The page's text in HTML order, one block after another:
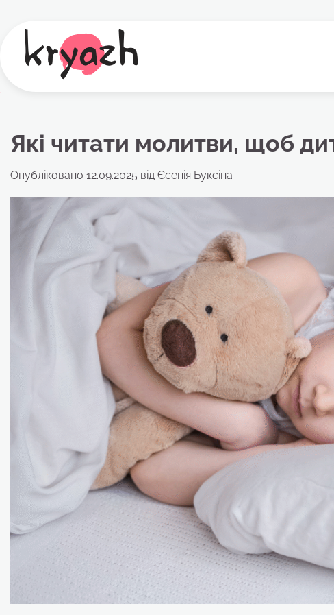
вмісту
Які читати молитви, щоб
Опубліковано 12.09.2025 від Єсенія Буксіна